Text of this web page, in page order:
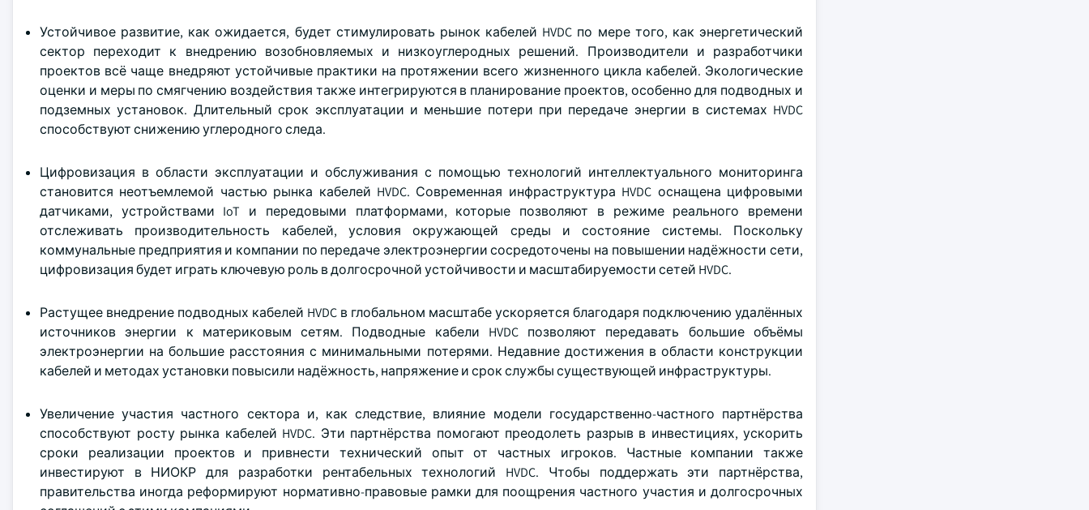
Устойчивое развитие, как ожидается, будет стимулировать рынок кабелей HVDC по мере того, как энергетический
сектор переходит к внедрению возобновляемых и низкоуглеродных решений. Производители и разработчики
проектов всё чаще внедряют устойчивые практики на протяжении всего жизненного цикла кабелей. Экологические
оценки и меры по смягчению воздействия также интегрируются в планирование проектов, особенно для подводных и
подземных установок. Длительный срок эксплуатации и меньшие потери при передаче энергии в системах HVDC
способствуют снижению углеродного следа.
Цифровизация в области эксплуатации и обслуживания с помощью технологий интеллектуального мониторинга
становится неотъемлемой частью рынка кабелей HVDC. Современная инфраструктура HVDC оснащена цифровыми
датчиками, устройствами IoT и передовыми платформами, которые позволяют в режиме реального времени
отслеживать производительность кабелей, условия окружающей среды и состояние системы. Поскольку
коммунальные предприятия и компании по передаче электроэнергии сосредоточены на повышении надёжности сети,
цифровизация будет играть ключевую роль в долгосрочной устойчивости и масштабируемости сетей HVDC.
Растущее внедрение подводных кабелей HVDC в глобальном масштабе ускоряется благодаря подключению удалённых
источников энергии к материковым сетям. Подводные кабели HVDC позволяют передавать большие объёмы
электроэнергии на большие расстояния с минимальными потерями. Недавние достижения в области конструкции
кабелей и методах установки повысили надёжность, напряжение и срок службы существующей инфраструктуры.
Увеличение участия частного сектора и, как следствие, влияние модели государственно-частного партнёрства
способствуют росту рынка кабелей HVDC. Эти партнёрства помогают преодолеть разрыв в инвестициях, ускорить
сроки реализации проектов и привнести технический опыт от частных игроков. Частные компании также
инвестируют в НИОКР для разработки рентабельных технологий HVDC. Чтобы поддержать эти партнёрства,
правительства иногда реформируют нормативно-правовые рамки для поощрения частного участия и долгосрочных